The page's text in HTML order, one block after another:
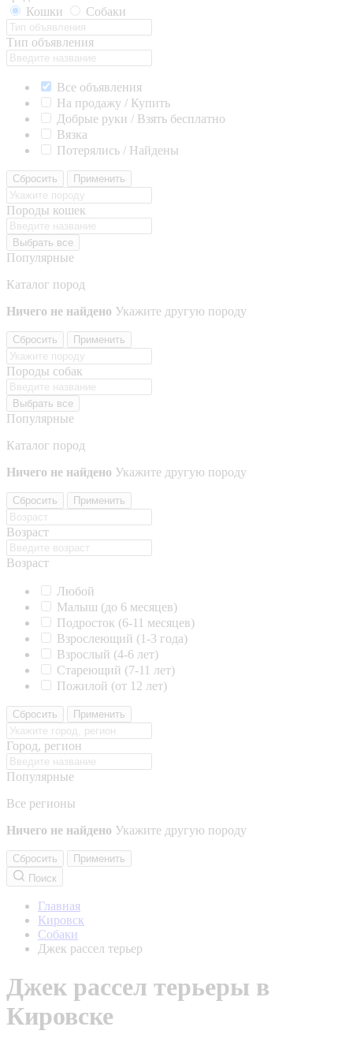
Кошки
Собаки
Тип объявления
Все объявления
На продажу / Купить
Добрые руки / Взять бесплатно
Вязка
Потерялись / Найдены
Сбросить Применить
Породы кошек
Выбрать все
Популярные
Каталог пород
Ничего не найдено Укажите другую породу
Сбросить Применить
Породы собак
Выбрать все
Популярные
Каталог пород
Ничего не найдено Укажите другую породу
Сбросить Применить
Возраст
Возраст
Любой
Малыш (до 6 месяцев)
Подросток (6-11 месяцев)
Взрослеющий (1-3 года)
Взрослый (4-6 лет)
Стареющий (7-11 лет)
Пожилой (от 12 лет)
Сбросить Применить
Город, регион
Популярные
Все регионы
Ничего не найдено Укажите другую породу
Сбросить
Применить
Поиск
Главная
Кировск
Собаки
Джек рассел терьер
Джек рассел терьеры в
Кировске